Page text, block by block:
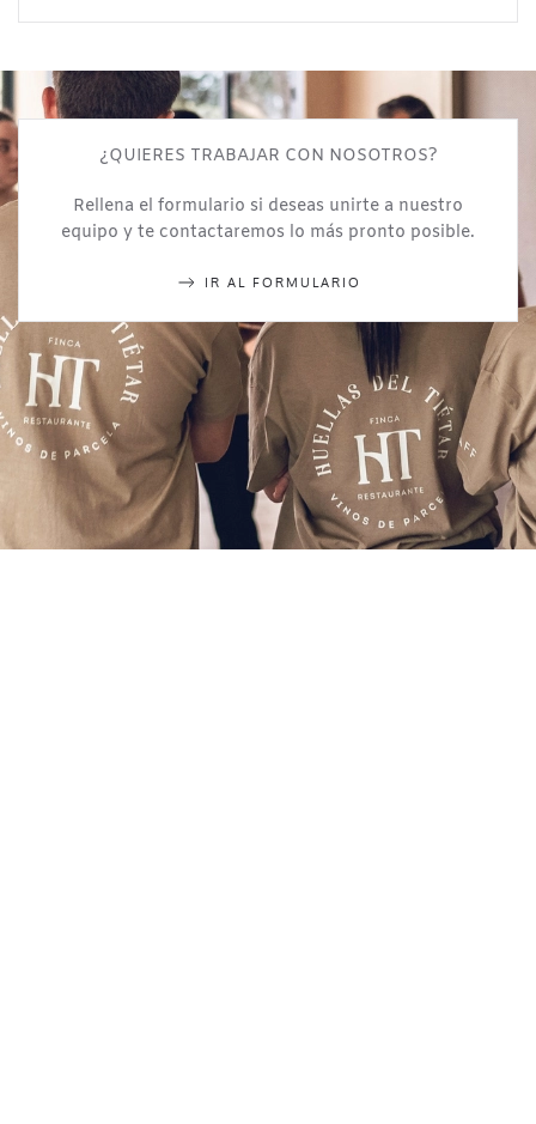
¿QUIERES TRABAJAR CON NOSOTROS?
Rellena el formulario si deseas unirte a nuestro
equipo y te contactaremos lo más pronto posible.
IR AL FORMULARIO